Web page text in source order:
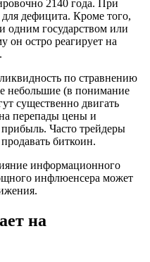
2140 года. При
для дефицита. Кроме того,
одним государством или
он остро реагирует на
по стравнению
небольшие (в понимание
существенно двигать
перепады цены и
Часто трейдеры
биткоин.
информационного
инфлюенсера может
на